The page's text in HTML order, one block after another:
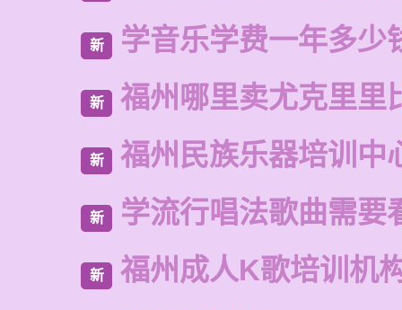
新 学音乐学费一年多少
新 福州哪里卖尤克里里
新 福州民族乐器培训中
新 学流行唱法歌曲需要
新 福州成人K歌培训机